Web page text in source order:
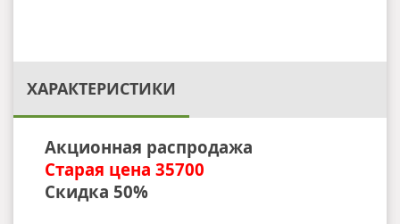
ХАРАКТЕРИСТИКИ
Акционная распродажа
Старая цена 35700
Скидка 50%